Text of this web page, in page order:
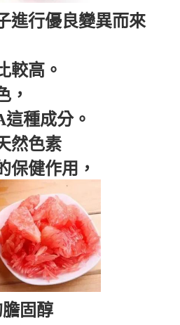
進行優良變異而來
較高。
，
種成分。
然色素
保健作用，
固醇